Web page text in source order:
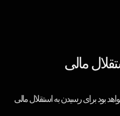
مالی
بود برای رسیدن به استقلال مالی